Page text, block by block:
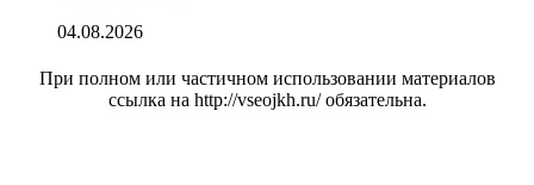
04.08.2026
При полном или частичном использовании материалов
ссылка на http://vseojkh.ru/ обязательна.